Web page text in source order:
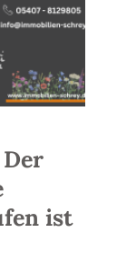
ist